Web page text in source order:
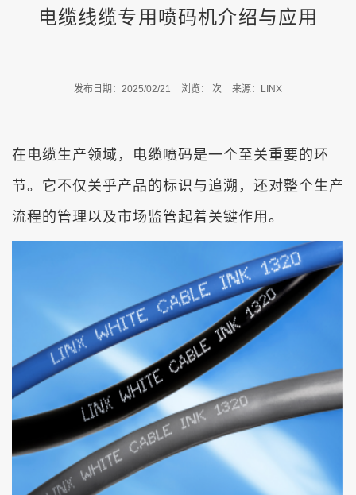
电缆线缆专用喷码机介绍与应用
发布日期：2025/02/21 浏览： 次 来源：LINX
在电缆生产领域，电缆喷码是一个至关重要的环
节。它不仅关乎产品的标识与追溯，还对整个生产
流程的管理以及市场监管起着关键作用。